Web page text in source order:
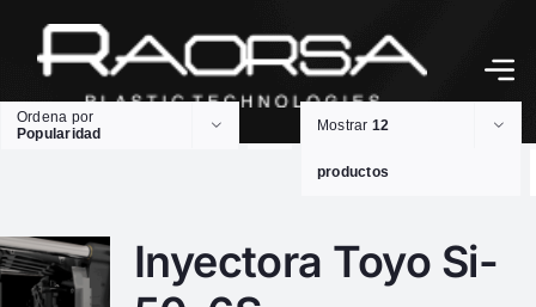
Ordena por
Popularidad
Mostrar 12
productos
Inyectora Toyo Si-